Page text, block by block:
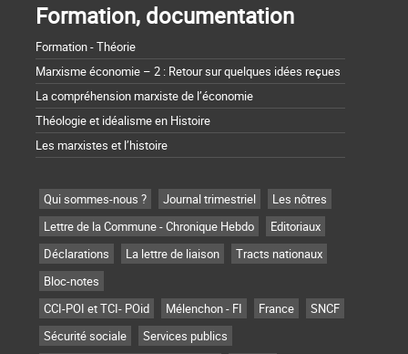
Formation, documentation
Formation - Théorie
Marxisme économie – 2 : Retour sur quelques idées reçues
La compréhension marxiste de l’économie
Théologie et idéalisme en Histoire
Les marxistes et l’histoire
Qui sommes-nous ? Journal trimestriel
Les nôtres
Lettre de la Commune - Chronique Hebdo
Editoriaux
Déclarations
La lettre de liaison
Tracts nationaux
Bloc-notes
CCI-POI et TCI- POid
Mélenchon - FI France
SNCF
Sécurité sociale
Services publics